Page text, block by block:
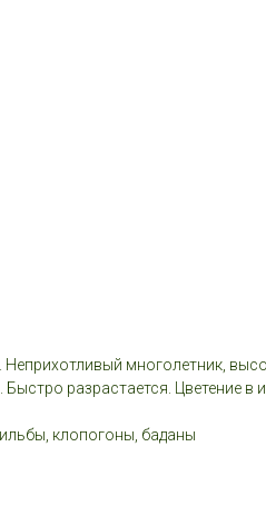
многолетник,
разрастается. Цветение в
клопогоны, баданы